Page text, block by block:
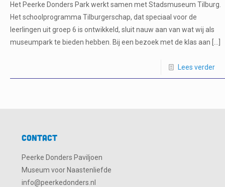
Het Peerke Donders Park werkt samen met Stadsmuseum Tilburg.
Het schoolprogramma Tilburgerschap, dat speciaal voor de
leerlingen uit groep 6 is ontwikkeld, sluit nauw aan van wat wij als
museumpark te bieden hebben. Bij een bezoek met de klas aan
Lees verder
Contact
Peerke Donders Paviljoen
Museum voor Naastenliefde
info@peerkedonders.nl